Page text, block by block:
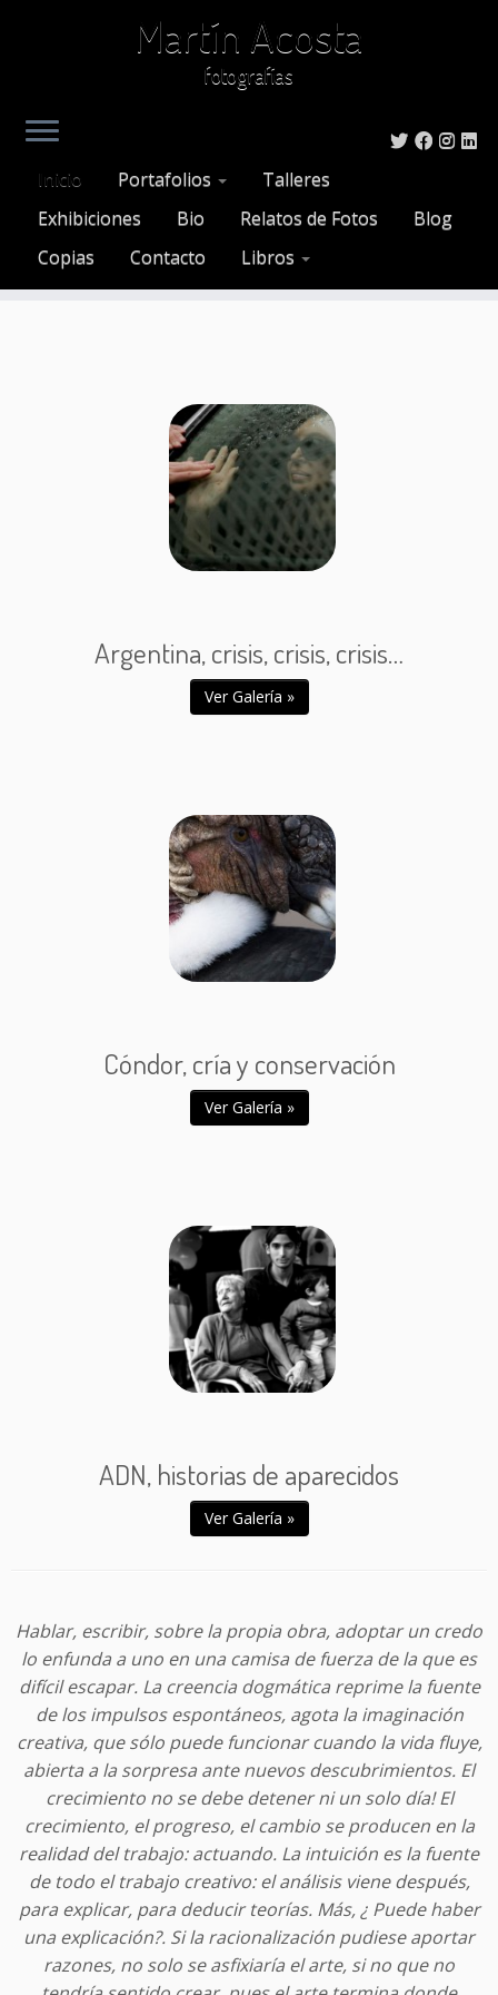
Saltar
contenido
Martín Acosta
fotografías
Inicio Portafolios
Talleres
Exhibiciones
Bio Relatos de Fotos
Blog
Copias
Contacto Libros
Argentina, crisis, crisis, crisis…
Ver Galería »
Cóndor, cría y conservación
Ver Galería »
ADN, historias de aparecidos
Ver Galería »
Hablar, escribir, sobre la propia obra, adoptar un credo
lo enfunda a uno en una camisa de fuerza de la que es
difícil escapar. La creencia dogmática reprime la fuente
de los impulsos espontáneos, agota la imaginación
creativa, que sólo puede funcionar cuando la vida fluye,
abierta a la sorpresa ante nuevos descubrimientos. El
crecimiento no se debe detener ni un solo día! El
crecimiento, el progreso, el cambio se producen en la
realidad del trabajo: actuando. La intuición es la fuente
de todo el trabajo creativo: el análisis viene después,
para explicar, para deducir teorías. Más, ¿ Puede haber
una explicación?. Si la racionalización pudiese aportar
razones, no solo se asfixiaría el arte, si no que no